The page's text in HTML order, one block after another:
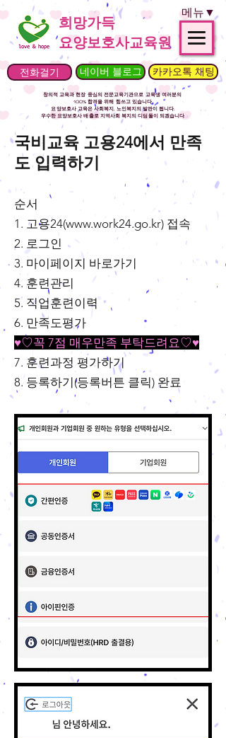
희망가득
요양보호사교육원
메뉴▼
전화걸기 네이버 블로그 카카오톡 채팅
창의적 교육과 현장 중심의 전문교육기관으로 교육생 여러분의
100% 합격을 위해 힘쓰고 있습니다.
요양보호사 교육은 사회복지, 노인복지의 발판이 됩니다.
​우수한 요양보호사 배출로 지역사회 복지의 디딤돌이 되겠습니다.
국비교육 고용24에서 만족
도 입력하기
​순서
1. 고용24(www.work24.go.kr) 접속
2. 로그인
3. 마이페이지 바로가기
4. 훈련관리
5. 직업훈련이력
6. 만족도평가
♥♡꼭 7점 매우만족 부탁드려요♡♥
7. 훈련과정 평가하기
8. 등록하기(등록버튼 클릭) 완료